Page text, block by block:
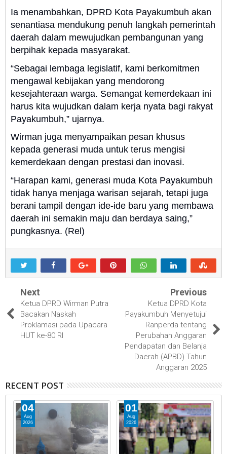
Ia menambahkan, DPRD Kota Payakumbuh akan
senantiasa mendukung penuh langkah pemerintah
daerah dalam mewujudkan pembangunan yang
berpihak kepada masyarakat.
“Sebagai lembaga legislatif, kami berkomitmen
mengawal kebijakan yang mendorong
kesejahteraan warga. Semangat kemerdekaan ini
harus kita wujudkan dalam kerja nyata bagi rakyat
Payakumbuh,” ujarnya.
Wirman juga menyampaikan pesan khusus
kepada generasi muda untuk terus mengisi
kemerdekaan dengan prestasi dan inovasi.
“Harapan kami, generasi muda Kota Payakumbuh
tidak hanya menjaga warisan sejarah, tetapi juga
berani tampil dengan ide-ide baru yang membawa
daerah ini semakin maju dan berdaya saing,”
pungkasnya. (Rel)
Next
Ketua DPRD Wirman Putra
Bacakan Naskah
Proklamasi pada Upacara
HUT ke-80 RI
Previous
Ketua DPRD Kota
Payakumbuh Menyetujui
Ranperda tentang
Perubahan Anggaran
Pendapatan dan Belanja
Daerah (APBD) Tahun
Anggaran 2025
RECENT POST
04
Aug
2026
01
Aug
2026